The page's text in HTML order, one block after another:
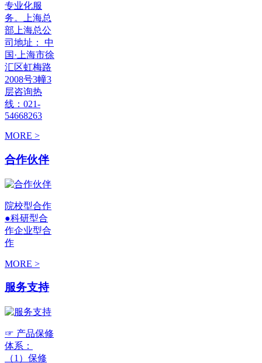
专业化服
务。上海总
部上海总公
司地址： 中
国·上海市徐
汇区虹梅路
2008号3幢3
层咨询热
线：021-
54668263
MORE >
合作伙伴
院校型合作
●科研型合
作企业型合
作
MORE >
服务支持
☞ 产品保修
体系：
（1）保修